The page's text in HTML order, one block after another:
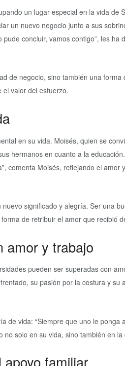
un lugar especial en la vida de
un nuevo negocio junto a sus
concluir, vamos contigo”, les ha
de negocio, sino también una
valor del esfuerzo.
en su vida. Moisés, quien se
hermanos en cuanto a la
comenta Moisés, reflejando el amor
significado y alegría. Ser una
de retribuir el amor que recibió
amor y trabajo
pueden ser superadas con
su pasión por la costura y su
de vida: “Siempre que uno le ponga
solo en su vida, sino también en
familiar